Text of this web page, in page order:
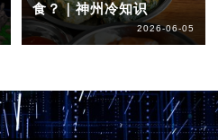
食？｜神州冷知识
2026-06-05